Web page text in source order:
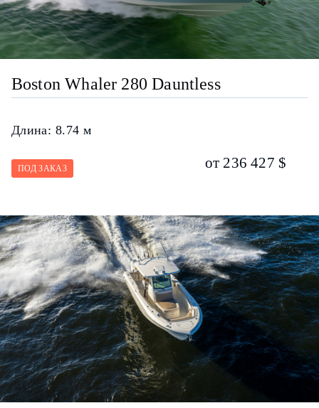
Boston Whaler 280 Dauntless
Длина: 8.74 м
ПОД ЗАКАЗ от 236 427 $